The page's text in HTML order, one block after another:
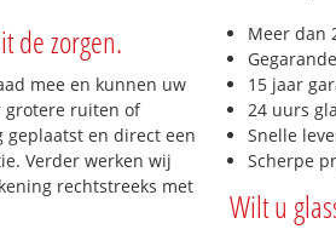
de zorgen.
mee en kunnen uw
grotere ruiten of
en direct een
Verder werken wij
rechtstreeks met
Meer dan
15 jaar
24 uurs
Snelle
Scherpe
Wilt u